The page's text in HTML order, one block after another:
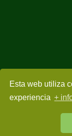
Esta web utiliza
experiencia +
©